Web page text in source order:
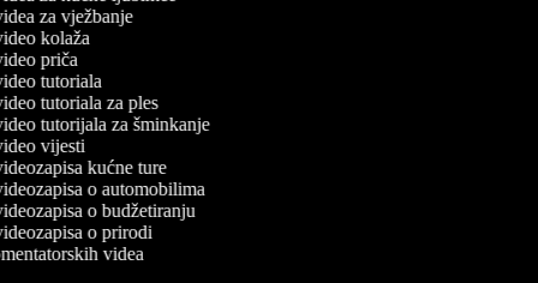
za vježbanje
kolaža
priča
tutoriala
tutoriala za ples
tutorijala za šminkanje
vijesti
kućne ture
o automobilima
o budžetiranju
o prirodi
videa